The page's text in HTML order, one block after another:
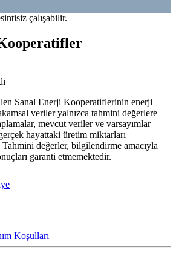
çalışabilir.
Sanal Enerji Kooperatiflerinin enerji
veriler yalnızca tahmini değerlere
mevcut veriler ve varsayımlar
gerçek hayattaki üretim miktarları
değerler, bilgilendirme amacıyla
garanti etmemektedir.
Koşulları